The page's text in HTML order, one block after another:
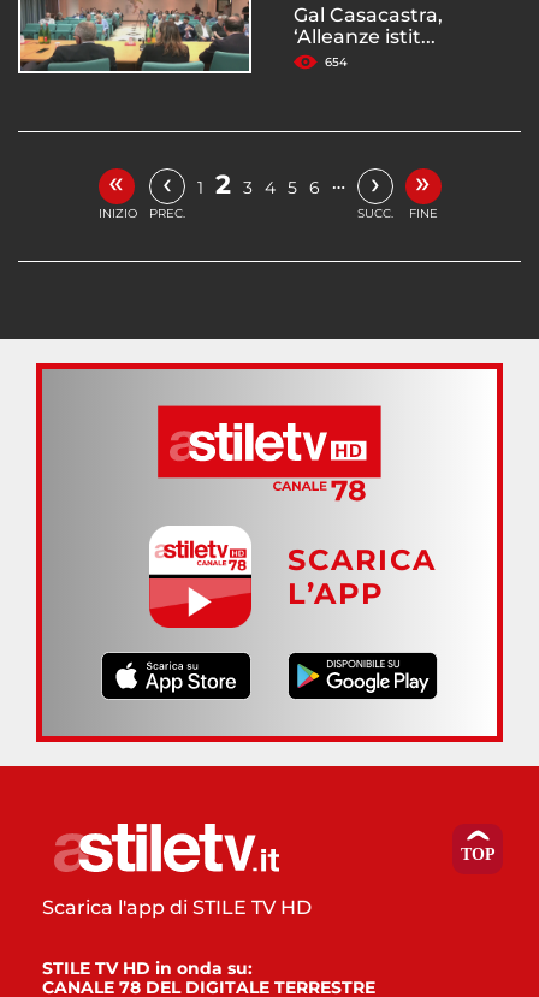
Gal Casacastra,
‘Alleanze istit...
654
«
INIZIO
‹
PREC.
1 2 3 4 5 6 … ›
SUCC.
»
FINE
SCARICA
L’APP
Scarica l'app di STILE TV HD
STILE TV HD in onda su:
CANALE 78 DEL DIGITALE TERRESTRE